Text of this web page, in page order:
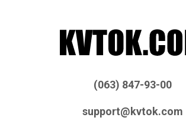
(063) 847-93-00
support@kvtok.com